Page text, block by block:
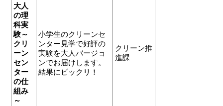
大人
の理
科実
験～
クリ
ーン
セン
ター
の仕
組み
～
小学生のクリーンセ
ンター見学で好評の
実験を大人バージョ
ンでお届けします。
結果にビックリ！
クリーン推
進課